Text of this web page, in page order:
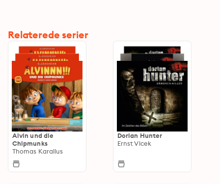
Relaterede serier
Alvin und die
Chipmunks
Thomas Karallus
Dorian Hunter
Ernst Vlcek